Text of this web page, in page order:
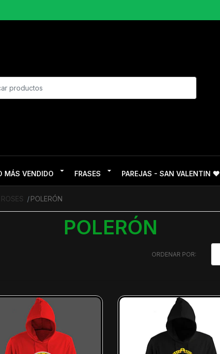
MÁS VENDIDO FRASES PAREJAS - SAN VALENTIN ❤
POLERÓN
POLERÓN
ORDENAR POR: